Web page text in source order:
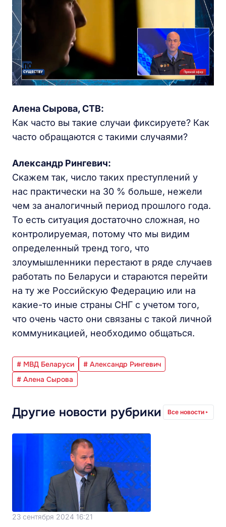
Алена Сырова, СТВ:
Как часто вы такие случаи фиксируете? Как
часто обращаются с такими случаями?
Александр Рингевич:
Скажем так, число таких преступлений у
нас практически на 30 % больше, нежели
чем за аналогичный период прошлого года.
То есть ситуация достаточно сложная, но
контролируемая, потому что мы видим
определенный тренд того, что
злоумышленники перестают в ряде случаев
работать по Беларуси и стараются перейти
на ту же Российскую Федерацию или на
какие-то иные страны СНГ с учетом того,
что очень часто они связаны с такой личной
коммуникацией, необходимо общаться.
# МВД Беларуси
# Александр Рингевич
# Алена Сырова
Другие новости рубрики Все новости
23 сентября 2024 16:21